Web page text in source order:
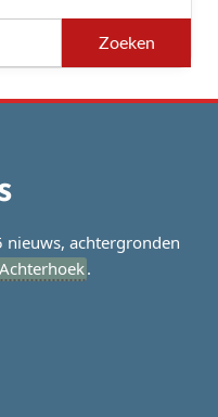
nieuws, achtergronden
Achterhoek.